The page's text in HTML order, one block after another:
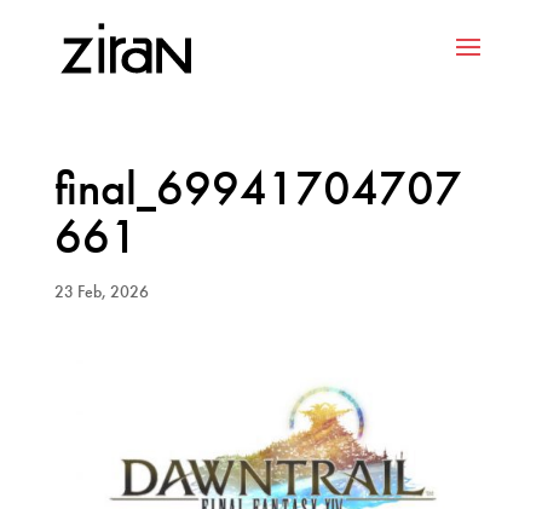
final_69941704707
661
23 Feb, 2026